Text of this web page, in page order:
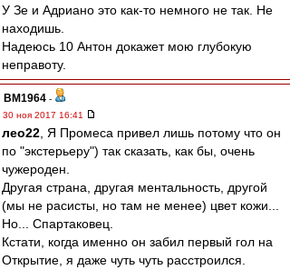
У Зе и Адриано это как-то немного не так. Не
находишь.
Надеюсь 10 Антон докажет мою глубокую
неправоту.
BM1964 -
30 ноя 2017 16:41
лео22 , Я Промеса привел лишь потому что он
по "экстерьеру") так сказать, как бы, очень
чужероден.
Другая страна, другая ментальность, другой
(мы не расисты, но там не менее) цвет кожи...
Но... Спартаковец.
Кстати, когда именно он забил первый гол на
Открытие, я даже чуть чуть расстроился.